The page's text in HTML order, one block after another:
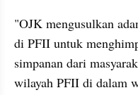
"OJK mengusulkan
di PFII untuk
simpanan dari
wilayah PFII di dalam